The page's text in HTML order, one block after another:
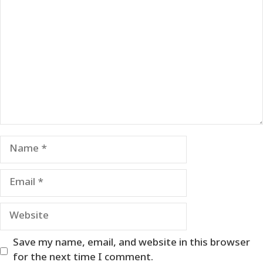
Name
Email
Website
Save my name, email, and website in this browser
for the next time I comment.